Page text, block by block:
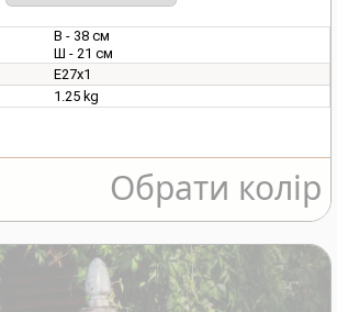
В - 38 см
Ш - 21 см
E27х1
1.25 kg
Обрати колір